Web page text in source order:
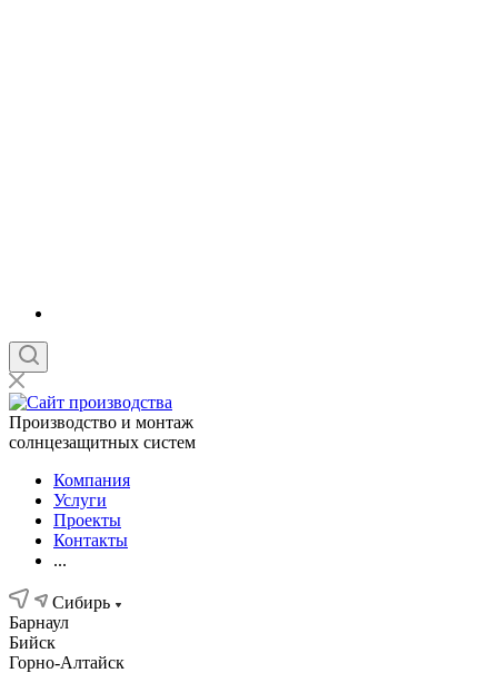
Производство и монтаж
солнцезащитных систем
Компания
Услуги
Проекты
Контакты
...
Сибирь
Барнаул
Бийск
Горно-Алтайск